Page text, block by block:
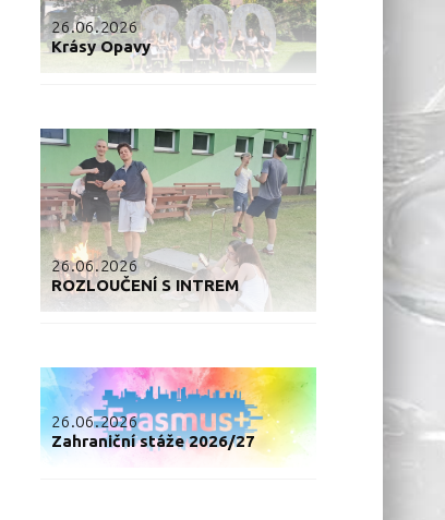
26.06.2026
Krásy Opavy
26.06.2026
ROZLOUČENÍ S INTREM
26.06.2026
Zahraniční stáže 2026/27